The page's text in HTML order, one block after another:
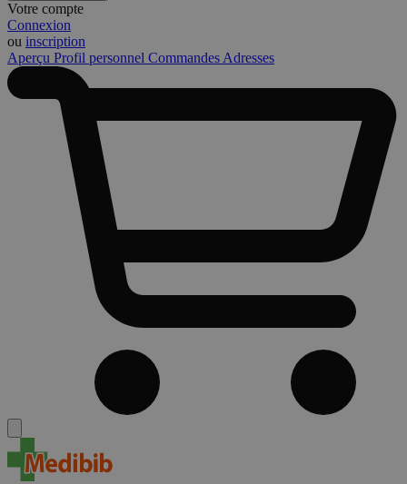
Votre compte
Connexion
ou inscription
Aperçu Profil personnel Commandes Adresses